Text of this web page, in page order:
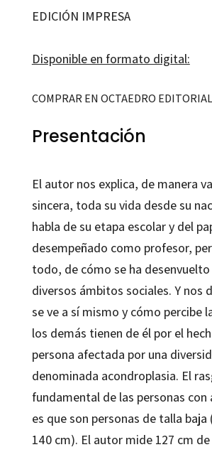
EDICIÓN IMPRESA
Disponible en formato digital:
COMPRAR EN OCTAEDRO
Presentación
El autor nos explica, de manera
sincera, toda su vida desde su
habla de su etapa escolar y del
desempeñado como profesor,
todo, de cómo se ha desenvuelto
diversos ámbitos sociales. Y nos
se ve a sí mismo y cómo percibe
los demás tienen de él por el
persona afectada por una
denominada acondroplasia. El
fundamental de las personas con
es que son personas de talla baja
140 cm). El autor mide 127 cm